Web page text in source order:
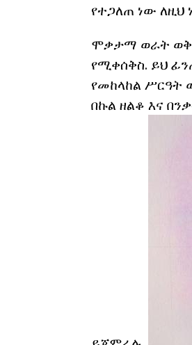
የተጋለጠ ነው ለዚህ
ሞቃታማ ወራት
የሚቀሰቅስ. ይህ
የመከላከል ሥርዓት
በኩል ዘልቆ እና